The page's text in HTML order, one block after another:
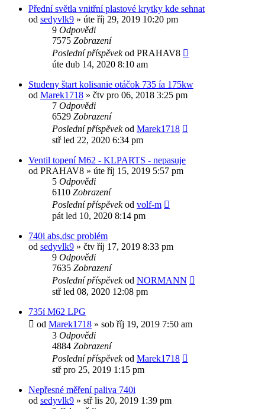
Přední světla vnitřní plastové krytky kde sehnat
od sedyvlk9 » úte říj 29, 2019 10:20 pm
9 Odpovědi
7575 Zobrazení
Poslední příspěvekod PRAHAV8
úte dub 14, 2020 8:10 am
Studeny štart kolisanie otáčok 735 ía 175kw
od Marek1718 » čtv pro 06, 2018 3:25 pm
7 Odpovědi
6529 Zobrazení
Poslední příspěvekod Marek1718
stř led 22, 2020 6:34 pm
Ventil topení M62 - KLPARTS - nepasuje
od PRAHAV8 » úte říj 15, 2019 5:57 pm
5 Odpovědi
6110 Zobrazení
Poslední příspěvekod volf-m
pát led 10, 2020 8:14 pm
740i abs,dsc problém
od sedyvlk9 » čtv říj 17, 2019 8:33 pm
9 Odpovědi
7635 Zobrazení
Poslední příspěvekod NORMANN
stř led 08, 2020 12:08 pm
735í M62 LPG
od Marek1718 » sob říj 19, 2019 7:50 am
3 Odpovědi
4884 Zobrazení
Poslední příspěvekod Marek1718
stř pro 25, 2019 1:15 pm
Nepřesné měření paliva 740i
od sedyvlk9 » stř lis 20, 2019 1:39 pm